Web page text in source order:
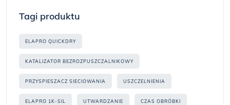
Tagi produktu
ELAPRO QUICKDRY
KATALIZATOR BEZROZPUSZCZALNIKOWY
PRZYSPIESZACZ SIECIOWANIA USZCZELNIENIA
ELAPRO 1K-SIL UTWARDZANIE CZAS OBRÓBKI